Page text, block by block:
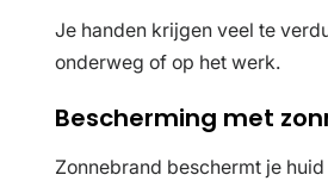
Je handen krijgen veel te
onderweg of op het werk.
Bescherming met
Zonnebrand beschermt je